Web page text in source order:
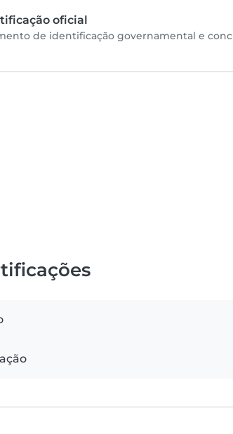
oficial
de identificação governamental e